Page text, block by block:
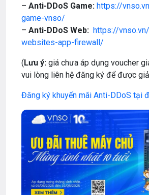
– Anti-DDoS Game: https://
game-vnso/
– Anti-DDoS Web: https://
websites-app-firewall/
(Lưu ý: giá chưa áp dụng voucher
vui lòng liên hệ đăng ký để được
Đăng ký khuyến mãi Anti-DDoS tại